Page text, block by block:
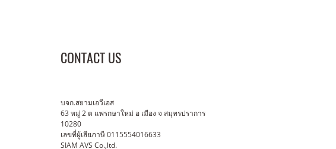
ขนาด 120 นิ้ว (1.8x2.40 เมตร)ไม่มีรอยต่อ
ค่าเช่า call บาท/วัน ขนาด 200
นิ้ว(3.20x4.20 เมตร) ไม่มีรอยต่อ โครงพับ
นิ้ว(4.50x6.00 เมตร) มีรอยต่อ โครงพับ ค่า
CONTACT US
บจก.สยามเอวีเอส
63 หมู่ 2 ต แพรกษาใหม่ อ เมือง จ สมุทรปราการ
10280
เลขที่ผู้เสียภาษี 0115554016633
SIAM AVS Co.,ltd.